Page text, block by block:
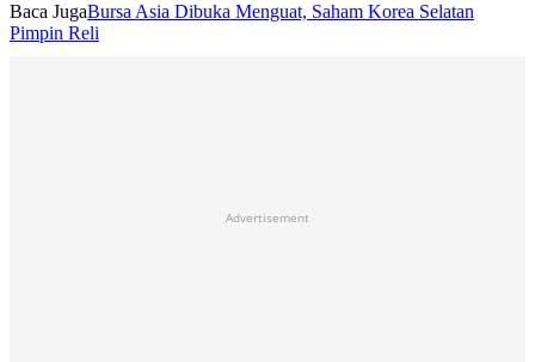
Baca JugaBursa Asia Dibuka Menguat, Saham Korea Selatan
Pimpin Reli
Advertisement